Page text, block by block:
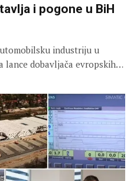
i pogone u BiH
industriju u
lance dobavljača evropskih…